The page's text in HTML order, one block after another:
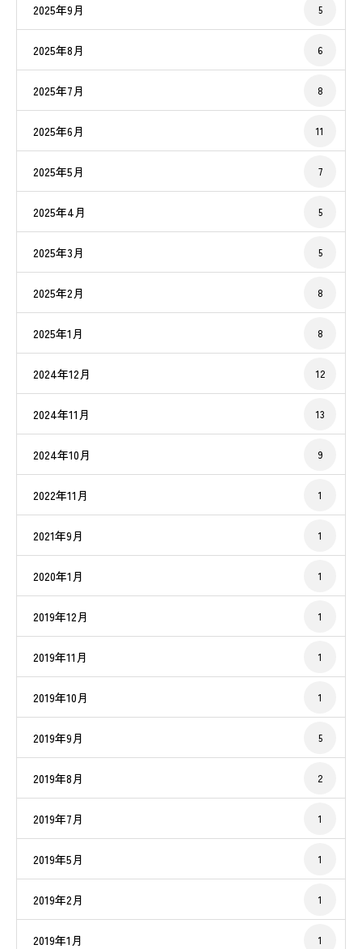
2025年9月 5
2025年8月 6
2025年7月 8
2025年6月 11
2025年5月 7
2025年4月 5
2025年3月 5
2025年2月 8
2025年1月 8
2024年12月 12
2024年11月 13
2024年10月 9
2022年11月 1
2021年9月 1
2020年1月 1
2019年12月 1
2019年11月 1
2019年10月 1
2019年9月 5
2019年8月 2
2019年7月 1
2019年5月 1
2019年2月 1
2019年1月 1